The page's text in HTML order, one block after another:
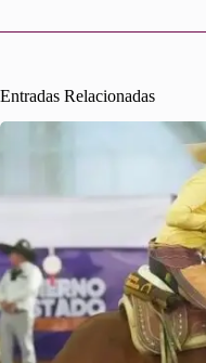
Entradas Relacionadas